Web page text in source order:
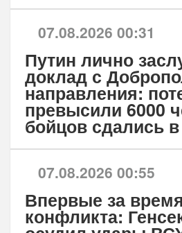
07.08.2026 00:31
Путин лично
доклад с
направления:
превысили 6000
бойцов сдались
07.08.2026 00:55
Впервые за время
конфликта: